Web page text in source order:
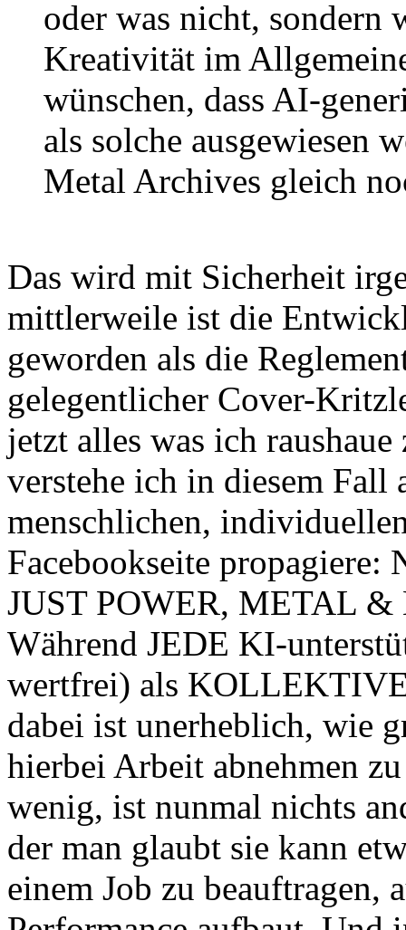
oder was nicht,
Kreativität im
wünschen, dass AI-
als solche ausgewiesen
Metal Archives gleich
Das wird mit Sicherheit
mittlerweile ist die
geworden als die
gelegentlicher Cover-
jetzt alles was ich
verstehe ich in diesem Fall
menschlichen,
Facebookseite propagiere:
JUST POWER, METAL
Während JEDE KI-
wertfrei) als
dabei ist unerheblich, wie
hierbei Arbeit abnehmen
wenig, ist nunmal nichts
der man glaubt sie kann
einem Job zu beauftragen,